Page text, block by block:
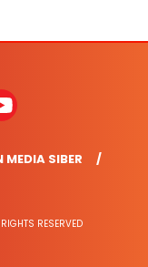
MEDIA SIBER
RESERVED